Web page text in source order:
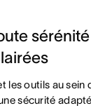
les outils au sein
sécurité